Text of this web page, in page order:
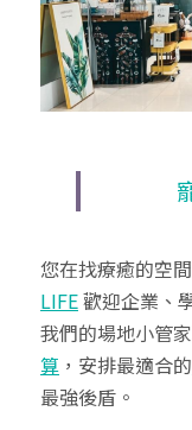
您在找療癒的空
LIFE 歡迎企業、
我們的場地小管
算 ，安排最適合的
最強後盾。